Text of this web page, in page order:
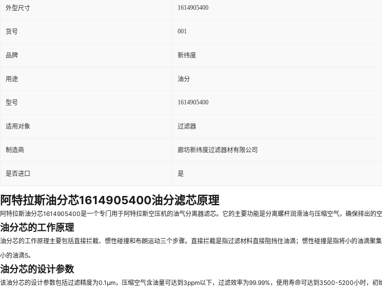
外型尺寸 1614905400
货号 001
品牌 新纬度
用途 油分
型号 1614905400
适用对象 过滤器
制造商 廊坊新纬度过滤器材有限公司
是否进口 是
阿特拉斯油分芯1614905400油分滤芯原理
阿特拉斯油分芯1614905400是一个专门用于阿特拉斯空压机的油气分离器滤芯。它的主要功能是分离螺杆润滑油与压缩空气，确保排出的
油分芯的工作原理
油分芯的工作原理主要包括直接拦截、惯性碰撞和布朗运动三个步骤。直接拦截是指过滤材料直接阻挡住油滴；惯性碰撞是指将小的油滴
小的油滴5。
油分芯的设计参数
该油分芯的设计参数包括过滤精度为0.1μm，压缩空气含油量可达到3ppm以下，过滤效率为99.99%，使用寿命可达到3500-5200小时，